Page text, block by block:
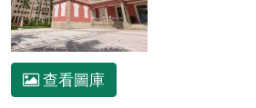
查看圖庫